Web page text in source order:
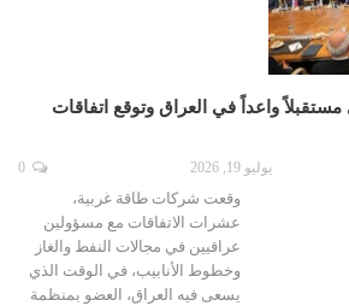
واعداً في العراق وتوقع اتفاقات
يوليو 19, 2026
وقعت شركات طاقة غربية،
عشرات الاتفاقات مع مسؤولين
عراقيين في مجالات النفط والغاز
وخطوط الأنابيب، في الوقت الذي
يسعى فيه العراق، العضو بمنظمة